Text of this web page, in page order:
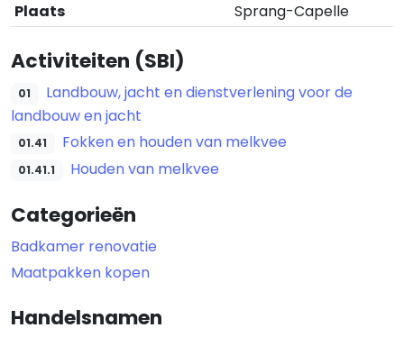
Plaats
Sprang-Capelle
Activiteiten (SBI)
01
Landbouw, jacht en dienstverlening voor de
landbouw en jacht
01.41 Fokken en houden van melkvee
01.41.1 Houden van melkvee
Categorieën
Badkamer renovatie
Maatpakken kopen
Handelsnamen